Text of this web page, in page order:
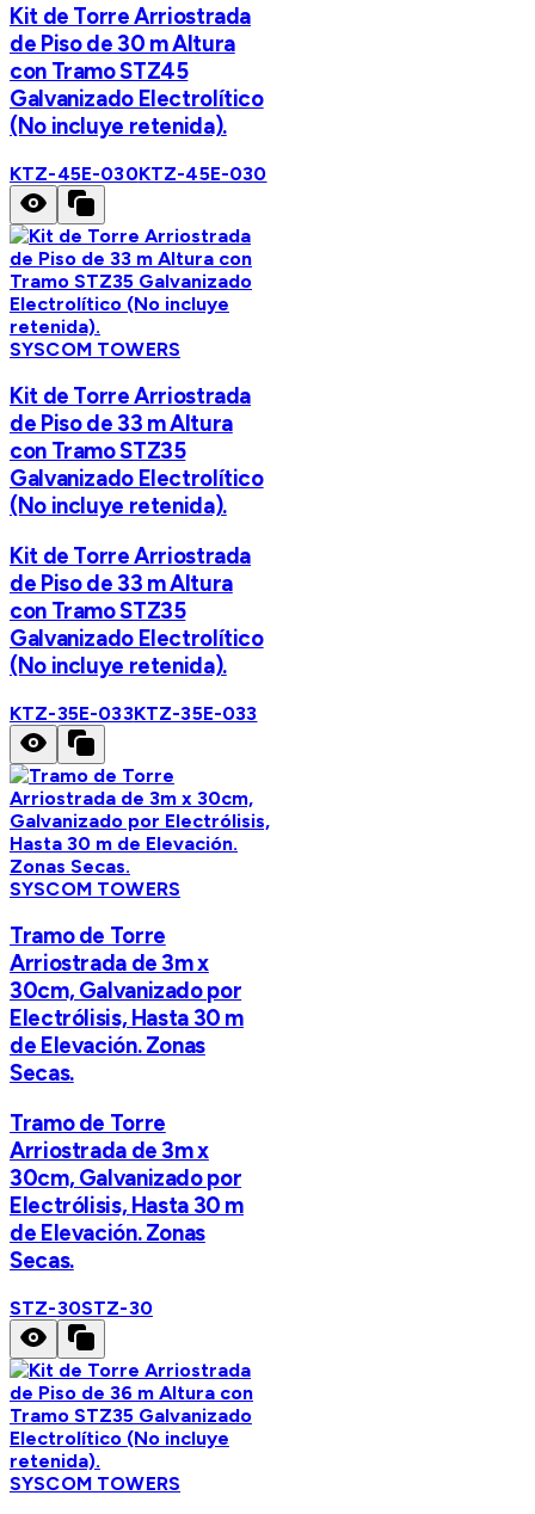
Kit de Torre Arriostrada
de Piso de 30 m Altura
con Tramo STZ45
Galvanizado Electrolítico
(No incluye retenida).
KTZ-45E-030KTZ-45E-030
SYSCOM TOWERS
Kit de Torre Arriostrada
de Piso de 33 m Altura
con Tramo STZ35
Galvanizado Electrolítico
(No incluye retenida).
Kit de Torre Arriostrada
de Piso de 33 m Altura
con Tramo STZ35
Galvanizado Electrolítico
(No incluye retenida).
KTZ-35E-033KTZ-35E-033
SYSCOM TOWERS
Tramo de Torre
Arriostrada de 3m x
30cm, Galvanizado por
Electrólisis, Hasta 30 m
de Elevación. Zonas
Secas.
Tramo de Torre
Arriostrada de 3m x
30cm, Galvanizado por
Electrólisis, Hasta 30 m
de Elevación. Zonas
Secas.
STZ-30STZ-30
SYSCOM TOWERS